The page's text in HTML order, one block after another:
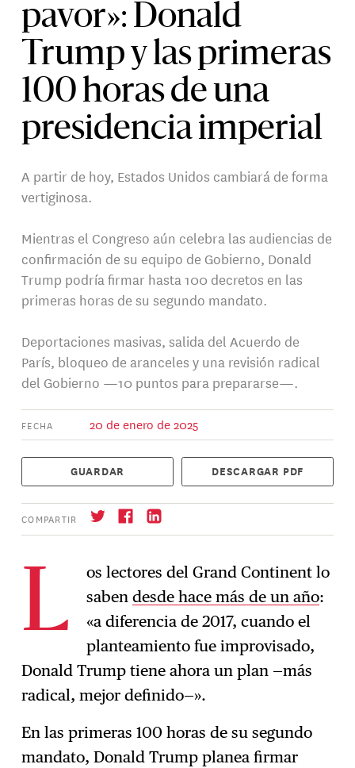
pavor»: Donald
Trump y las primeras
100 horas de una
presidencia imperial
A partir de hoy, Estados Unidos cambiará de forma
vertiginosa.
Mientras el Congreso aún celebra las audiencias de
confirmación de su equipo de Gobierno, Donald
Trump podría firmar hasta 100 decretos en las
primeras horas de su segundo mandato.
Deportaciones masivas, salida del Acuerdo de
París, bloqueo de aranceles y una revisión radical
del Gobierno —10 puntos para prepararse—.
FECHA 20 de enero de 2025
GUARDAR DESCARGAR PDF
COMPARTIR
Suscríbase
L
os lectores del Grand Continent lo
sabendesde hace más de un año:
«a diferencia de 2017, cuando el
planteamiento fue improvisado,
Donald Trump tiene ahora un plan —más
radical, mejor definido—».
En las primeras 100 horas de su segundo
mandato, Donald Trump planea firmar